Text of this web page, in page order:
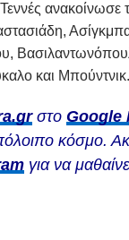
ανακοίνωσε
και Μπούντνικ.
στο Google
κόσμο.
για να